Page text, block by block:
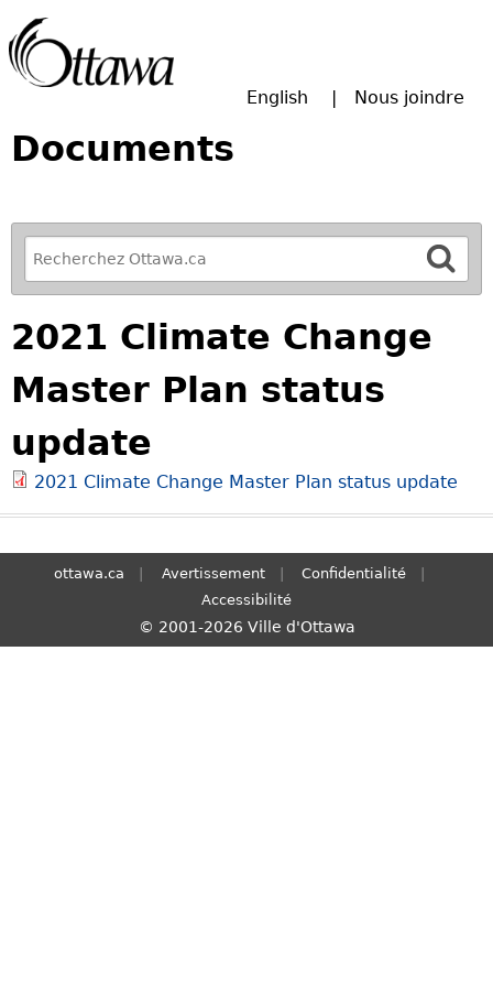
English Nous joindre
Documents
R
e
f
i
n
e
o
u
r
S
h
2021 Climate Change
Master Plan status
update
2021 Climate Change Master Plan status update
ottawa.ca Avertissement
Confidentialité
Accessibilité
© 2001-2026 Ville d'Ottawa